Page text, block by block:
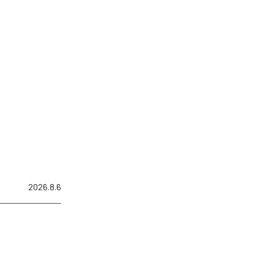
2026.8.6